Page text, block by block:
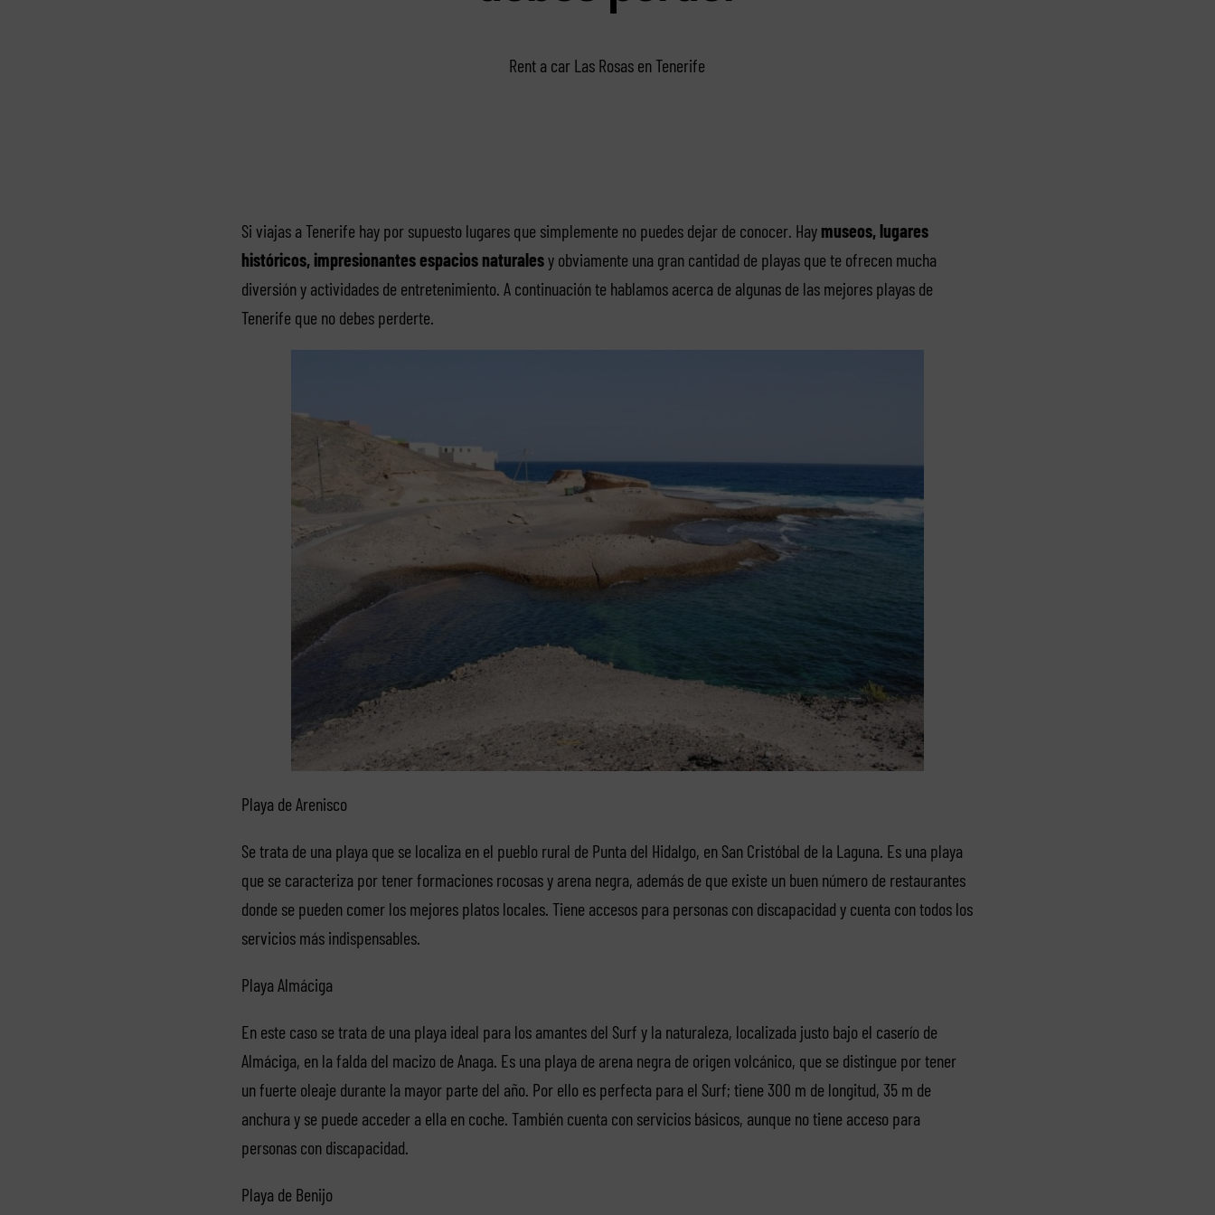
Rent a car Las Rosas en Tenerife
Si viajas a Tenerife hay por supuesto lugares que simplemente no puedes dejar de conocer. Haymuseos, lugares
históricos, impresionantes espacios naturalesy obviamente una gran cantidad de playas que te ofrecen mucha
diversión y actividades de entretenimiento. A continuación te hablamos acerca de algunas de las mejores playas de
Tenerife que no debes perderte.
Playa de Arenisco
Se trata de una playa que se localiza en el pueblo rural de Punta del Hidalgo, en San Cristóbal de la Laguna. Es una playa
que se caracteriza por tener formaciones rocosas y arena negra, además de que existe un buen número de restaurantes
donde se pueden comer los mejores platos locales. Tiene accesos para personas con discapacidad y cuenta con todos los
servicios más indispensables.
Playa Almáciga
En este caso se trata de una playa ideal para los amantes del Surf y la naturaleza, localizada justo bajo el caserío de
Almáciga, en la falda del macizo de Anaga. Es una playa de arena negra de origen volcánico, que se distingue por tener
un fuerte oleaje durante la mayor parte del año. Por ello es perfecta para el Surf; tiene 300 m de longitud, 35 m de
anchura y se puede acceder a ella en coche. También cuenta con servicios básicos, aunque no tiene acceso para
personas con discapacidad.
Playa de Benijo